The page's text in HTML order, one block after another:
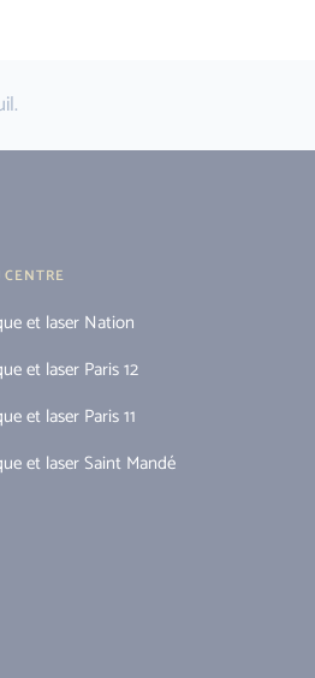
et laser Nation
et laser Paris 12
et laser Paris 11
et laser Saint Mandé